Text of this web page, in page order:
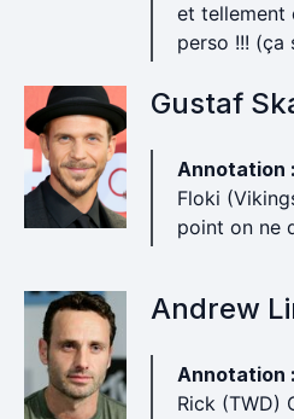
et tellement
perso !!! (ça
Gustaf
Annotation :
Floki
point on ne
Andrew
Annotation :
Rick (TWD)